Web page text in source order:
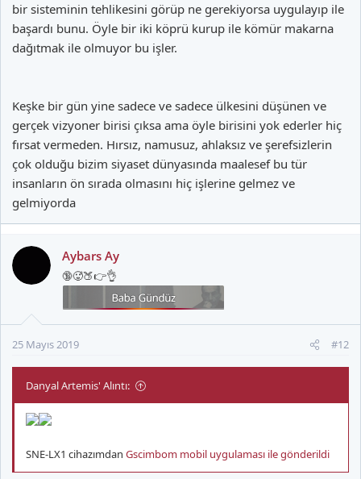
bir sisteminin tehlikesini görüp ne gerekiyorsa uygulayıp ile
başardı bunu. Öyle bir iki köprü kurup ile kömür makarna
dağıtmak ile olmuyor bu işler.
Keşke bir gün yine sadece ve sadece ülkesini düşünen ve
gerçek vizyoner birisi çıksa ama öyle birisini yok ederler hiç
fırsat vermeden. Hırsız, namusuz, ahlaksız ve şerefsizlerin
çok olduğu bizim siyaset dünyasında maalesef bu tür
insanların ön sırada olmasını hiç işlerine gelmez ve
gelmiyorda
Aybars Ay
🔞🥵🍑👉👌
25 Mayıs 2019 #12
Danyal Artemis' Alıntı:
SNE-LX1 cihazımdan Gscimbom mobil uygulaması ile gönderildi